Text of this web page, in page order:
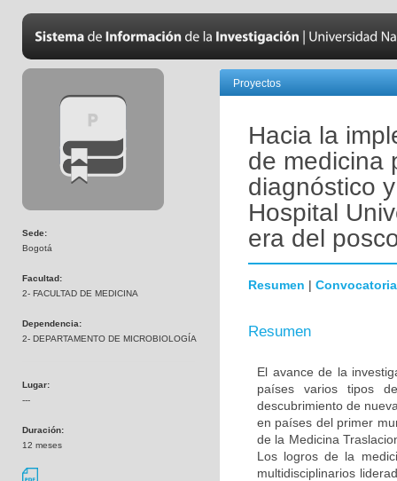
Sede:
Bogotá
Facultad:
2- FACULTAD DE MEDICINA
Dependencia:
2- DEPARTAMENTO DE MICROBIOLOGÍA
Lugar:
---
Duración:
12 meses
Proyectos
Hacia la
de medicina
diagnóstico
Hospital
era del
Resumen | Convocatoria
Resumen
El avance de la
países varios tipos
descubrimiento de
en países del primer
de la Medicina
Los logros de la
multidisciplinarios